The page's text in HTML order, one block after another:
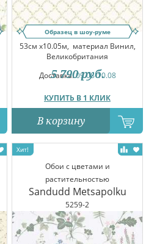
Образец в шоу-руме
53см x10.05м, материал Винил,
Великобритания
Доставка:09.08-10.08
КУПИТЬ В 1 КЛИК
5 790 руб.
В корзину
Обои с цветами и
растительностью
Sandudd Metsapolku
5259-2